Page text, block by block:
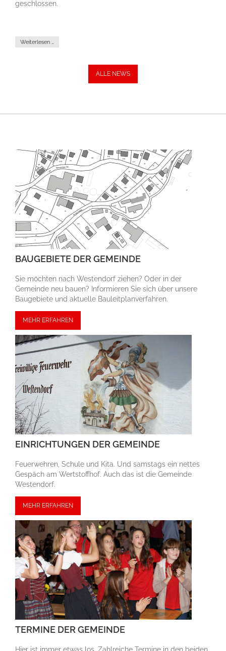
geschlossen.
Weiterlesen …
ALLE NEWS
BAUGEBIETE DER GEMEINDE
Sie möchten nach Westendorf ziehen? Oder in der
Gemeinde neu bauen? Informieren Sie sich über unsere
Bau­gebiete und aktuelle Bauleit­plan­ver­fahren.
MEHR ERFAHREN
EINRICHTUNGEN DER GEMEINDE
Feuerwehren, Schule und Kita. Und samstags ein nettes
Gespäch am Wert­stoff­hof. Auch das ist die Gemeinde
Westendorf.
MEHR ERFAHREN
TERMINE DER GEMEINDE